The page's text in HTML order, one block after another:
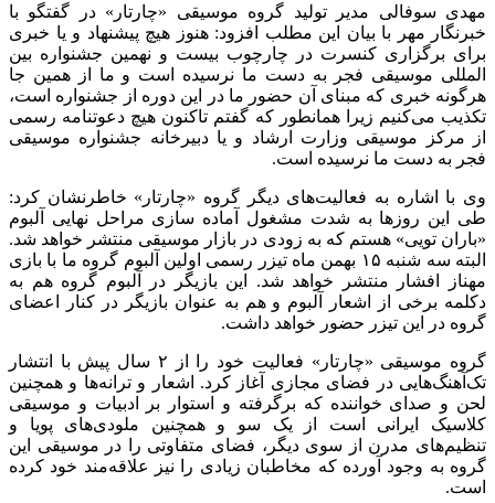
مهدی سوفالی مدیر تولید گروه موسیقی «چارتار» در گفتگو با
خبرنگار مهر با بیان این مطلب افزود: هنوز هیچ پیشنهاد و یا خبری
برای برگزاری کنسرت در چارچوب بیست و نهمین جشنواره بین
المللی موسیقی فجر به دست ما نرسیده است و ما از همین جا
هرگونه خبری که مبنای آن حضور ما در این دوره از جشنواره است،
تکذیب می‌کنیم زیرا همانطور که گفتم تاکنون هیچ دعوتنامه رسمی
از مرکز موسیقی وزارت ارشاد و یا دبیرخانه جشنواره موسیقی
فجر به دست ما نرسیده است.
وی با اشاره به فعالیت‌های دیگر گروه «چارتار» خاطرنشان کرد:
طی این روزها به شدت مشغول آماده سازی مراحل نهایی آلبوم
«باران تویی» هستم که به زودی در بازار موسیقی منتشر خواهد شد.
البته سه شنبه ۱۵ بهمن ماه تیزر رسمی اولین آلبوم گروه ما با بازی
مهناز افشار منتشر خواهد شد. این بازیگر در آلبوم گروه هم به
دکلمه برخی از اشعار آلبوم و هم به عنوان بازیگر در کنار اعضای
گروه در این تیزر حضور خواهد داشت.
گروه موسیقی «چارتار» فعالیت خود را از ۲ سال پیش با انتشار
تک‌آهنگ‌هایی در فضای مجازی آغاز کرد. اشعار و ترانه‌ها و همچنین
لحن و صدای خواننده که برگرفته و استوار بر ادبیات و موسیقی
کلاسیک ایرانی است از یک سو و همچنین ملودی‌های پویا و
تنظیم‌های مدرن از سوی دیگر، فضای متفاوتی را در موسیقی این
گروه به وجود آورده که مخاطبان زیادی را نیز علاقه‌مند خود کرده
است.